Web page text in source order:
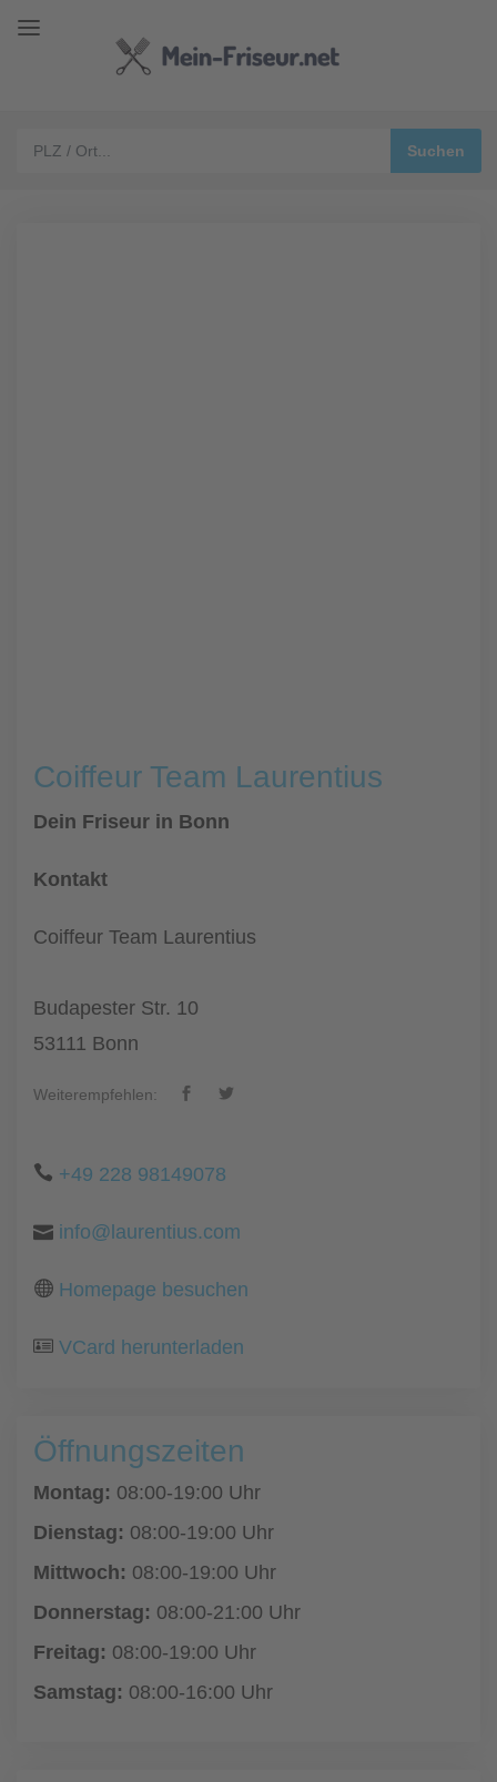
Coiffeur Team Laurentius
Dein Friseur in Bonn
Kontakt
Coiffeur Team Laurentius
Budapester Str. 10
53111 Bonn
Weiterempfehlen:
+49 228 98149078
info@laurentius.com
Homepage besuchen
VCard herunterladen
Öffnungszeiten
Montag: 08:00-19:00 Uhr
Dienstag: 08:00-19:00 Uhr
Mittwoch: 08:00-19:00 Uhr
Donnerstag: 08:00-21:00 Uhr
Freitag: 08:00-19:00 Uhr
Samstag: 08:00-16:00 Uhr